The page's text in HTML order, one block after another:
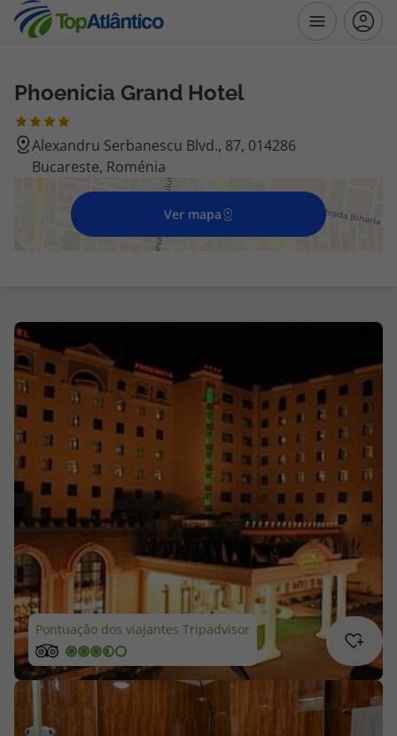
Destinos
Voos
Voos + Hotel
Disneyland ® Paris
Escapadinhas
Cruzeiros
Promoções
Especialistas
Cheque Viagem
Rede de Lojas
Blog TopViagens
Phoenicia Grand Hotel
Alexandru Serbanescu Blvd., 87, 014286
Bucareste, Roménia
Ver mapa
Pontuação dos viajantes Tripadvisor